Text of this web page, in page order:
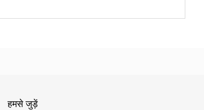
हमसे जुड़ें